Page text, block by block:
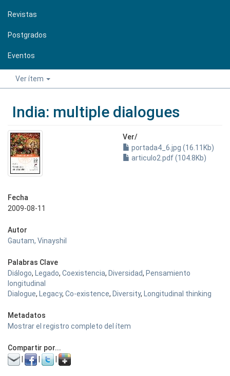
Revistas
Postgrados
Eventos
Ver ítem
India: multiple dialogues
Ver/
portada4_6.jpg (16.11Kb)
articulo2.pdf (104.8Kb)
Fecha
2009-08-11
Autor
Gautam, Vinayshil
Palabras Clave
Diálogo, Legado, Coexistencia, Diversidad, Pensamiento
longitudinal
Dialogue, Legacy, Co-existence, Diversity, Longitudinal thinking
Metadatos
Mostrar el registro completo del ítem
Compartir por...